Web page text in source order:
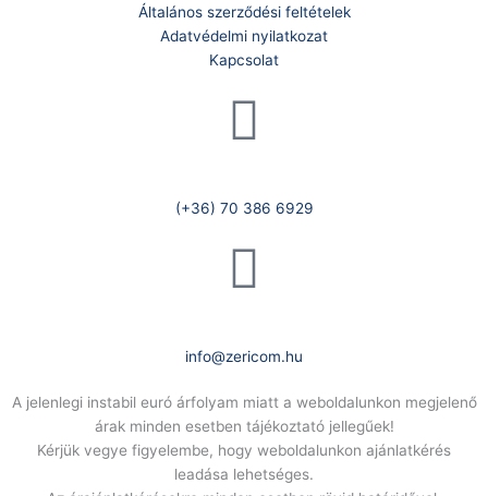
Általános szerződési feltételek
Adatvédelmi nyilatkozat
Kapcsolat
(+36) 70 386 6929
info@zericom.hu
A jelenlegi instabil euró árfolyam miatt a weboldalunkon megjelenő
árak minden esetben tájékoztató jellegűek!
Kérjük vegye figyelembe, hogy weboldalunkon ajánlatkérés
leadása lehetséges.